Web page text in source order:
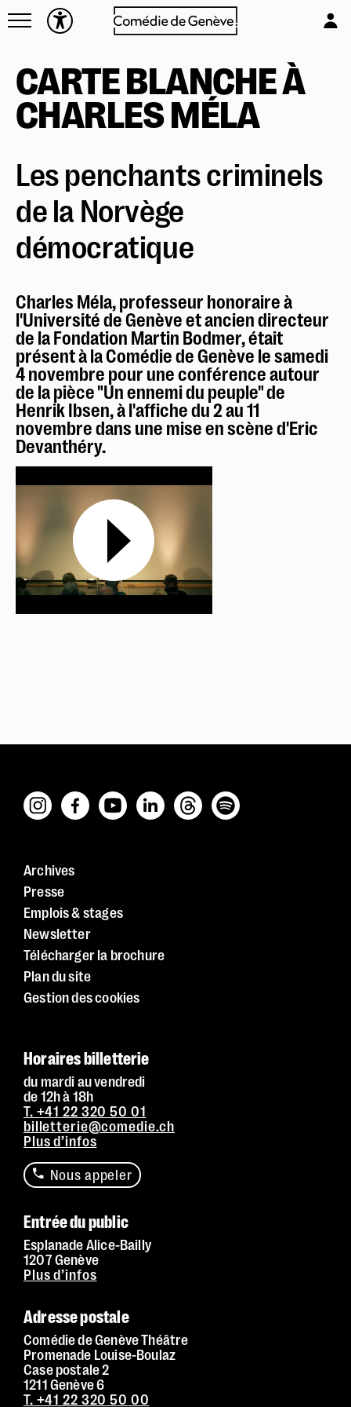
Navettes
Foire aux questions
L'équipe
Partenaires
Mécénat & sponsoring
Louer la Comédie
Réserver en ligne
Votre venue
Newsletter
CARTE BLANCHE À
CHARLES MÉLA
Les penchants criminels
de la Norvège
démocratique
Charles Méla, professeur honoraire à
l'Université de Genève et ancien directeur
de la Fondation Martin Bodmer, était
présent à la Comédie de Genève le samedi
4 novembre pour une conférence autour
de la pièce "Un ennemi du peuple" de
Henrik Ibsen, à l'affiche du 2 au 11
novembre dans une mise en scène d'Eric
Devanthéry.
Archives
Presse
Emplois & stages
Newsletter
Télécharger la brochure
Plan du site
Gestion des cookies
Horaires billetterie
du mardi au vendredi
de 12h à 18h
T. +41 22 320 50 01
billetterie@comedie.ch
Plus d’infos
Nous appeler
Entrée du public
Esplanade Alice-Bailly
1207 Genève
Plus d’infos
Adresse postale
Comédie de Genève Théâtre
Promenade Louise-Boulaz
Case postale 2
1211 Genève 6
T. +41 22 320 50 00